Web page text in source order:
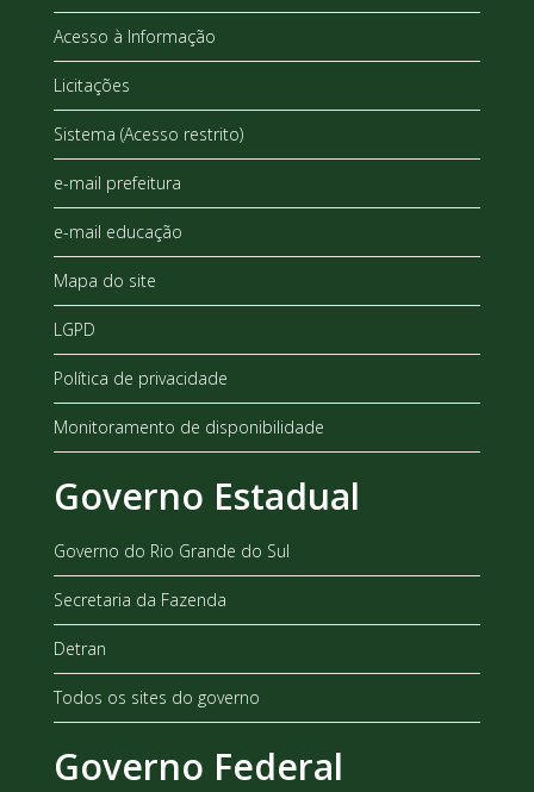
Acesso à Informação
Licitações
Sistema (Acesso restrito)
e-mail prefeitura
e-mail educação
Mapa do site
LGPD
Política de privacidade
Monitoramento de disponibilidade
Governo Estadual
Governo do Rio Grande do Sul
Secretaria da Fazenda
Detran
Todos os sites do governo
Governo Federal